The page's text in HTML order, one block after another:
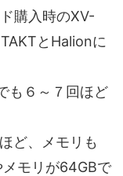
購入時のXV-
とHalionに
も６～７回ほど
ど、メモリも
モリが64GBで